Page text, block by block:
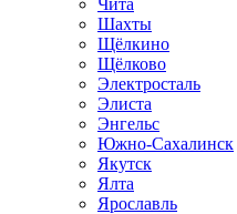
Чита
Шахты
Щёлкино
Щёлково
Электросталь
Элиста
Энгельс
Южно-Сахалинск
Якутск
Ялта
Ярославль